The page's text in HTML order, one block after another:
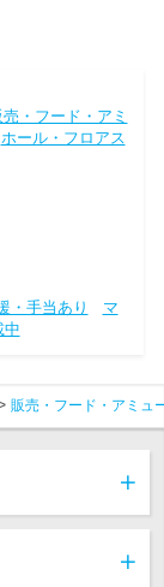
売・フード・アミ
ホール・フロアス
・手当あり
マ
中
販売・フード・アミュ